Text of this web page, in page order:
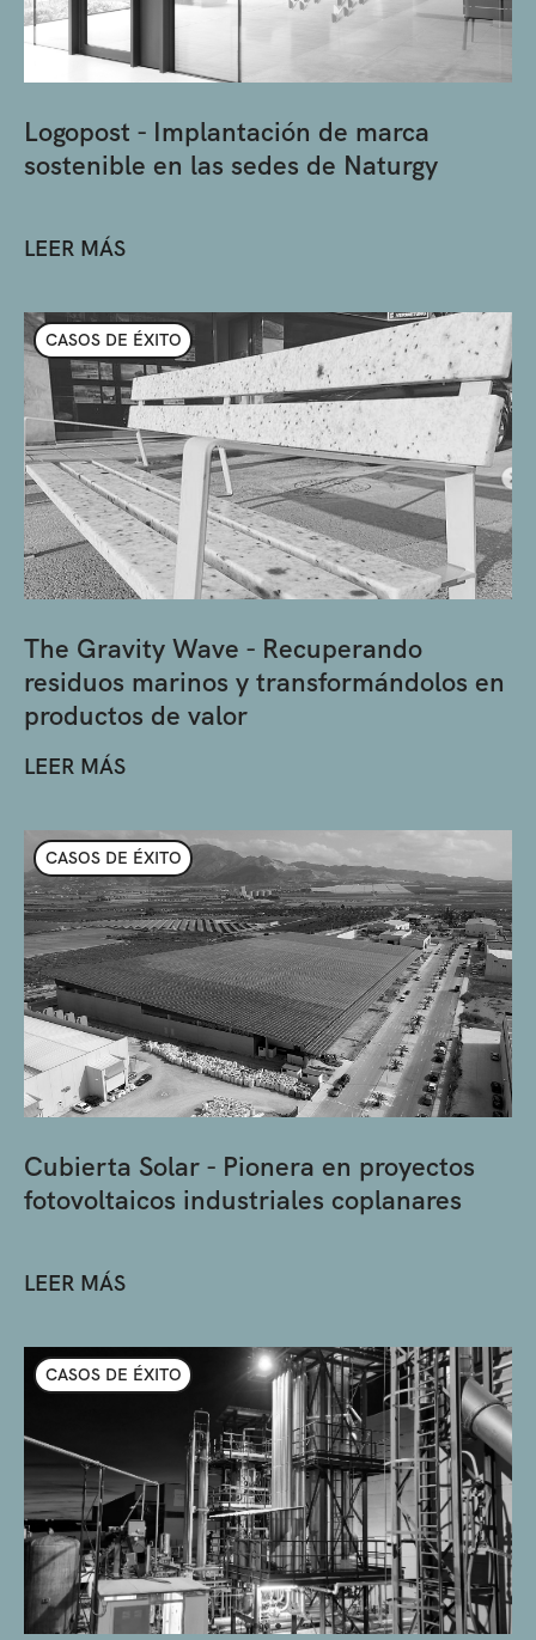
Logopost - Implantación de marca
sostenible en las sedes de Naturgy
LEER MÁS
CASOS DE ÉXITO
The Gravity Wave - Recuperando
residuos marinos y transformándolos en
productos de valor
LEER MÁS
CASOS DE ÉXITO
Cubierta Solar - Pionera en proyectos
fotovoltaicos industriales coplanares
LEER MÁS
CASOS DE ÉXITO